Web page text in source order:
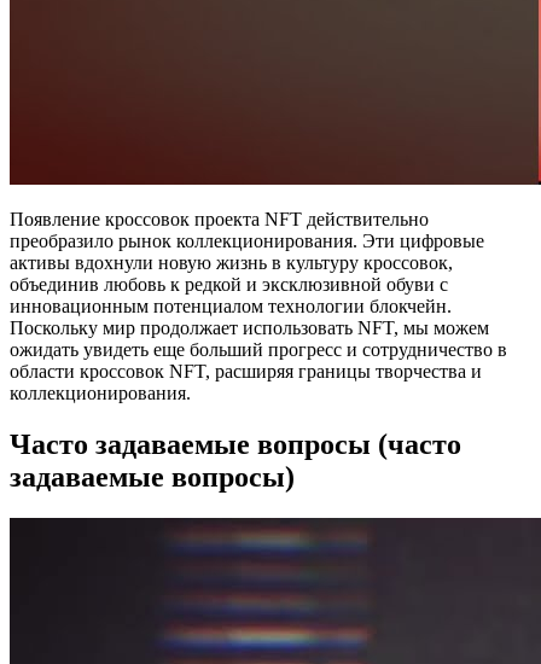
Появление кроссовок проекта NFT действительно
преобразило рынок коллекционирования. Эти цифровые
активы вдохнули новую жизнь в культуру кроссовок,
объединив любовь к редкой и эксклюзивной обуви с
инновационным потенциалом технологии блокчейн.
Поскольку мир продолжает использовать NFT, мы можем
ожидать увидеть еще больший прогресс и сотрудничество в
области кроссовок NFT, расширяя границы творчества и
коллекционирования.
Часто задаваемые вопросы (часто
задаваемые вопросы)